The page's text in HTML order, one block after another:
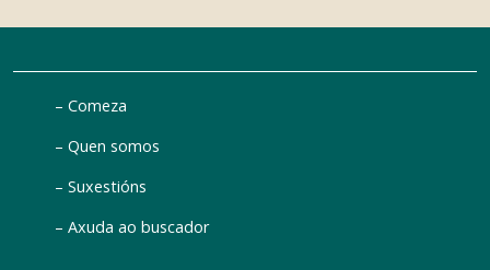
Comeza
Quen somos
Suxestións
Axuda ao buscador